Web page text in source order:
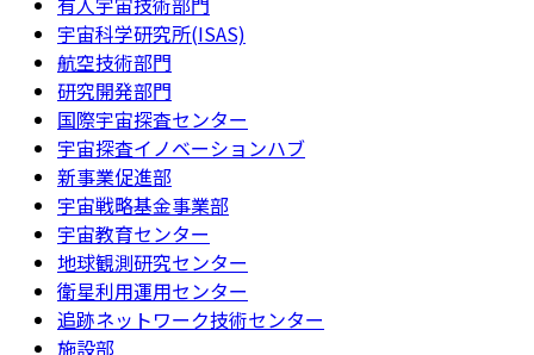
宇宙科学研究所(ISAS)
航空技術部門
研究開発部門
国際宇宙探査センター
宇宙探査イノベーションハブ
新事業促進部
宇宙戦略基金事業部
宇宙教育センター
地球観測研究センター
衛星利用運用センター
追跡ネットワーク技術センター
施設部